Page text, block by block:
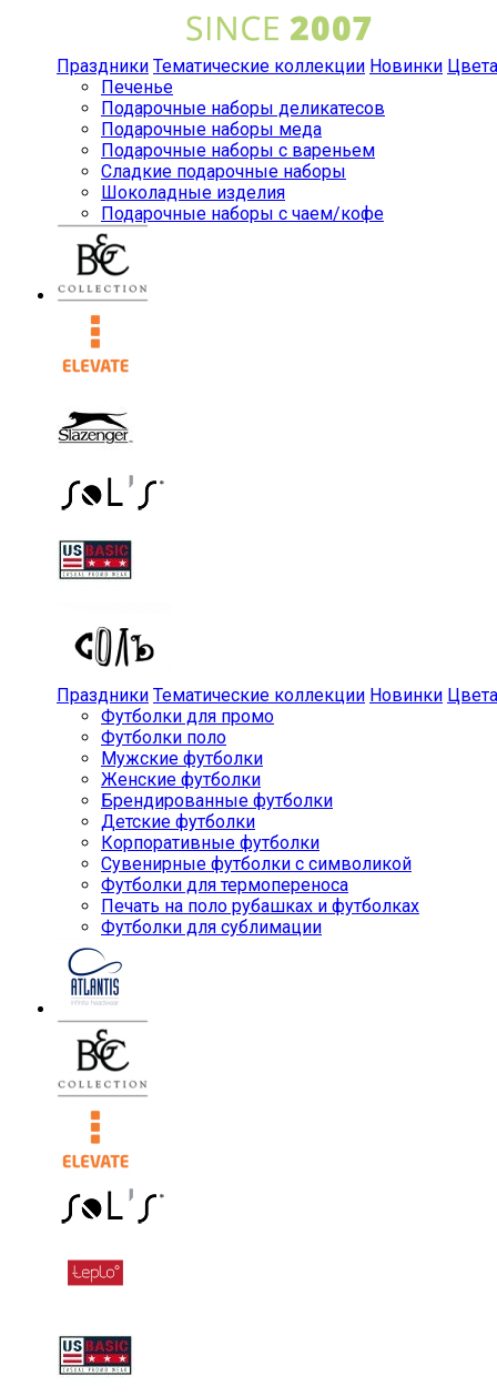
Праздники Тематические коллекции Новинки Цвета
Печенье
Подарочные наборы деликатесов
Подарочные наборы меда
Подарочные наборы с вареньем
Сладкие подарочные наборы
Шоколадные изделия
Подарочные наборы с чаем/кофе
Праздники Тематические коллекции Новинки Цвета
Футболки для промо
Футболки поло
Мужские футболки
Женские футболки
Брендированные футболки
Детские футболки
Корпоративные футболки
Сувенирные футболки с символикой
Футболки для термопереноса
Печать на поло рубашках и футболках
Футболки для сублимации